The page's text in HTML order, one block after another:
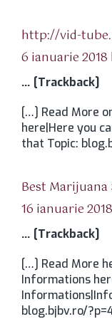
http://vid-
6 ianuarie 2018
… [Trackback]
[…] Read More
here|Here you
that Topic:
Best Marijuana
16 ianuarie
… [Trackback]
[…] Read More
Informations
blog.bjbv.ro/